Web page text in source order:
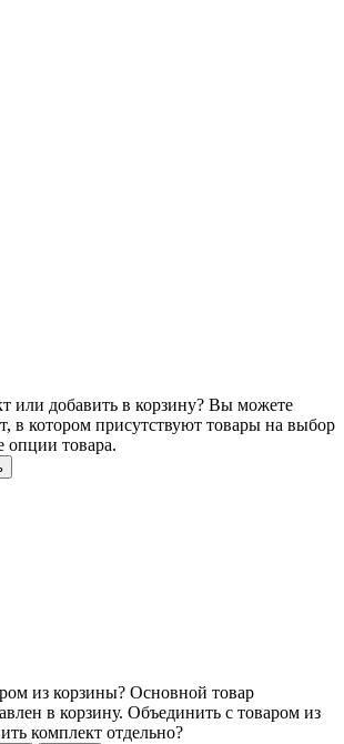
или добавить в корзину? Вы можете
в котором присутствуют товары на выбор
опции товара.
из корзины? Основной товар
в корзину. Объединить с товаром из
комплект отдельно?